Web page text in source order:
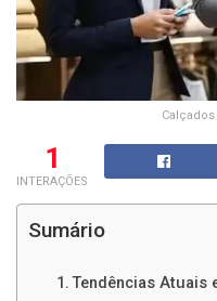
1
INTERAÇÕES
Sumário
Tendências Atuais